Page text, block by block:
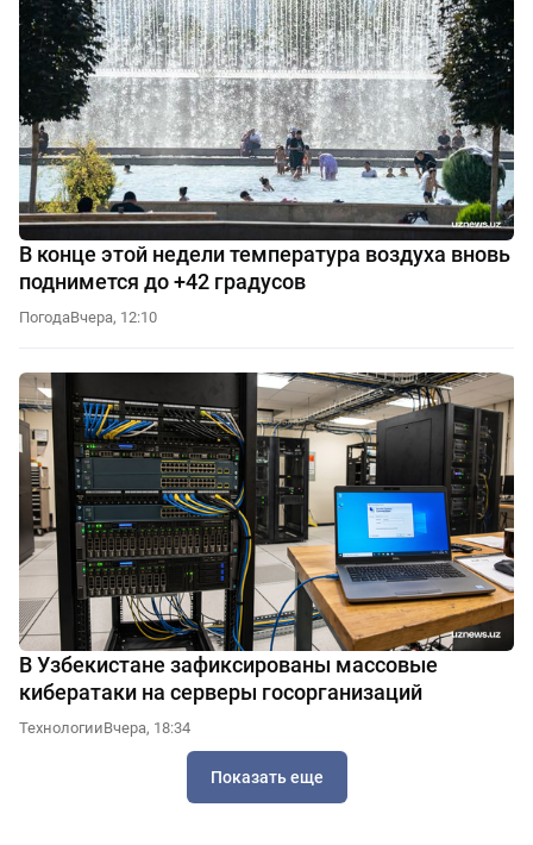
В конце этой недели температура воздуха вновь
поднимется до +42 градусов
ПогодаВчера, 12:10
В Узбекистане зафиксированы массовые
кибератаки на серверы госорганизаций
ТехнологииВчера, 18:34
Показать еще